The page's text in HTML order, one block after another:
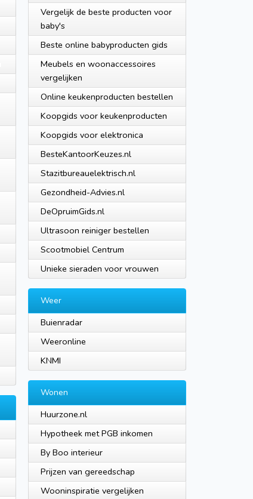
Vergelijk de beste producten voor
baby's
Beste online babyproducten gids
Meubels en woonaccessoires
vergelijken
Online keukenproducten bestellen
Koopgids voor keukenproducten
Koopgids voor elektronica
BesteKantoorKeuzes.nl
Stazitbureauelektrisch.nl
Gezondheid-Advies.nl
DeOpruimGids.nl
Ultrasoon reiniger bestellen
Scootmobiel Centrum
Unieke sieraden voor vrouwen
Weer
Buienradar
Weeronline
KNMI
Wonen
Huurzone.nl
Hypotheek met PGB inkomen
By Boo interieur
Prijzen van gereedschap
Wooninspiratie vergelijken